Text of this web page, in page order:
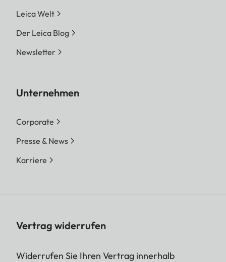
Leica Welt
Der Leica Blog
Newsletter
Unternehmen
Corporate
Presse & News
Karriere
Vertrag widerrufen
Widerrufen Sie Ihren Vertrag innerhalb